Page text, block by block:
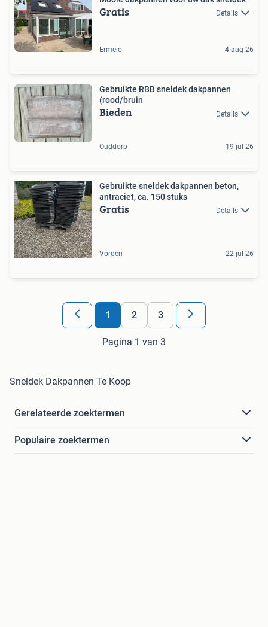
Gratis Details
Ermelo 4 aug 26
Gebruikte RBB sneldek dakpannen
(rood/bruin
Bieden Details
Ouddorp 19 jul 26
Gebruikte sneldek dakpannen beton,
antraciet, ca. 150 stuks
Gratis Details
Vorden 22 jul 26
1 2 3
Pagina 1 van 3
Sneldek Dakpannen Te Koop
Gerelateerde zoektermen
Populaire zoektermen